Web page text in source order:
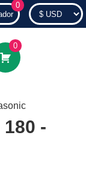
0
0
-